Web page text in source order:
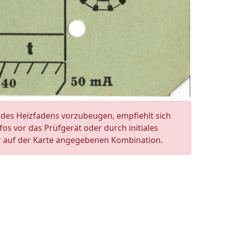
Heizfadens vorzubeugen, empfiehlt sich
vor das Prüfgerät oder durch initiales
der Karte angegebenen Kombination.